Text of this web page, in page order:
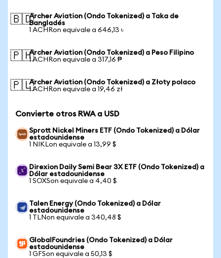
🇧🇩Archer Aviation (Ondo Tokenized) a Taka de
Bangladés
1 ACHRon equivale a 646,13 ৳
🇵🇭Archer Aviation (Ondo Tokenized) a Peso Filipino
1 ACHRon equivale a 317,16 ₱
🇵🇱Archer Aviation (Ondo Tokenized) a Złoty polaco
1 ACHRon equivale a 19,46 zł
Convierte otros RWA a USD
Sprott Nickel Miners ETF (Ondo Tokenized) a Dólar
estadounidense
1 NIKLon equivale a 13,99 $
Direxion Daily Semi Bear 3X ETF (Ondo Tokenized) a
Dólar estadounidense
1 SOXSon equivale a 4,40 $
Talen Energy (Ondo Tokenized) a Dólar
estadounidense
1 TLNon equivale a 340,48 $
GlobalFoundries (Ondo Tokenized) a Dólar
estadounidense
1 GFSon equivale a 50,13 $